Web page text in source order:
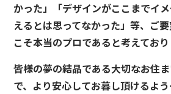
かった」「デザインがここまでイ
えるとは思ってなかった」等、ご
こそ本当のプロであると考えており
皆様の夢の結晶である大切なお住
で、より安心してお暮し頂けるよ